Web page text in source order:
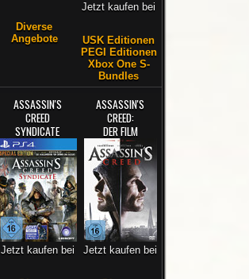
Diverse
Angebote
Jetzt kaufen bei
USK Editionen
PEGI Editionen
Xbox One S-
Bundles
ASSASSIN'S
CREED
SYNDICATE
Jetzt kaufen bei
ASSASSIN'S
CREED:
DER FILM
Jetzt kaufen bei